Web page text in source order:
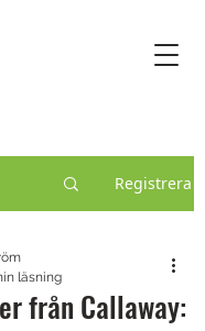
Registrera
från Callaway:
läsning